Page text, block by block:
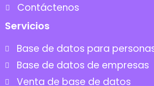
Contáctenos
Servicios
Base de datos para
Base de datos de empresas
Venta de base de datos